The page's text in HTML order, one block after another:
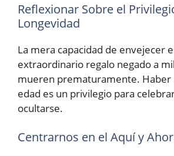
Reflexionar Sobre el
Longevidad
La mera capacidad de envejecer
extraordinario regalo negado a
mueren prematuramente. Haber
edad es un privilegio para
ocultarse.
Centrarnos en el Aquí y